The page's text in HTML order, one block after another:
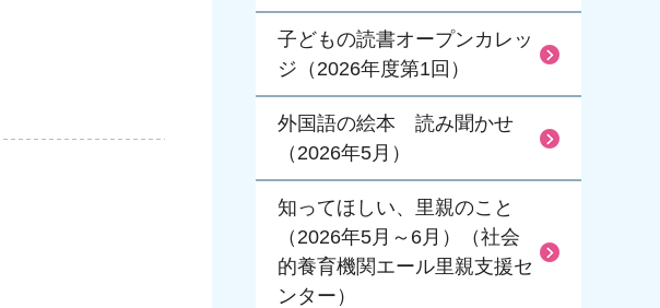
子どもの読書オープンカレッ
ジ（2026年度第1回）
外国語の絵本 読み聞かせ
（2026年5月）
知ってほしい、里親のこと
（2026年5月～6月）（社会
的養育機関エール里親支援セ
ンター）